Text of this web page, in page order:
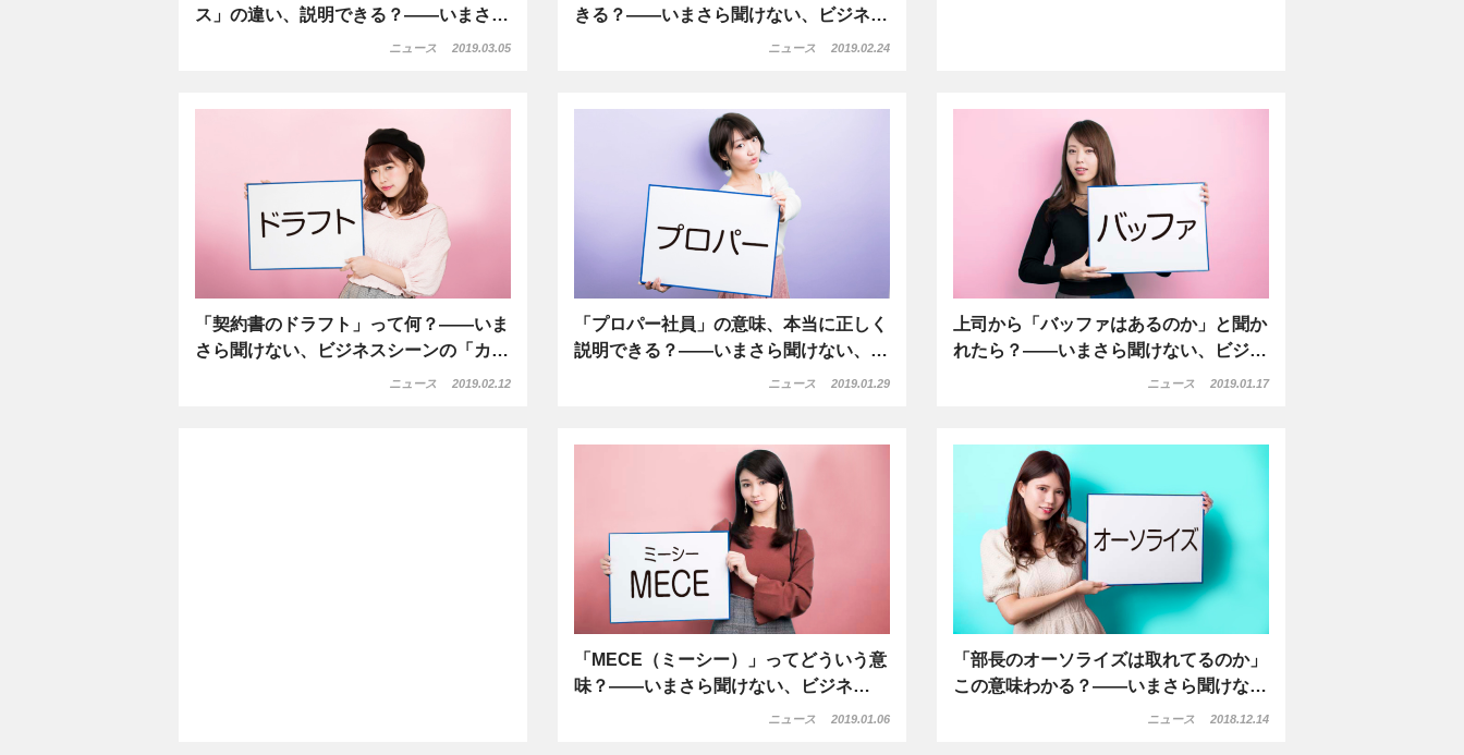
ス」の違い、説明できる？――いまさ…
ニュース 2019.03.05
きる？――いまさら聞けない、ビジネ…
ニュース 2019.02.24
「契約書のドラフト」って何？――いま
さら聞けない、ビジネスシーンの「カ…
ニュース 2019.02.12
「プロパー社員」の意味、本当に正しく
説明できる？――いまさら聞けない、…
ニュース 2019.01.29
上司から「バッファはあるのか」と聞か
れたら？――いまさら聞けない、ビジ…
ニュース 2019.01.17
「MECE（ミーシー）」ってどういう意
味？――いまさら聞けない、ビジネ…
ニュース 2019.01.06
「部長のオーソライズは取れてるのか」
この意味わかる？――いまさら聞けな…
ニュース 2018.12.14